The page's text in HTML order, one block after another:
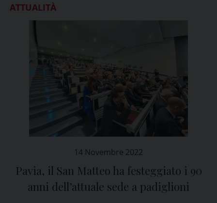
ATTUALITÀ
14 Novembre 2022
Pavia, il San Matteo ha festeggiato i 90
anni dell’attuale sede a padiglioni